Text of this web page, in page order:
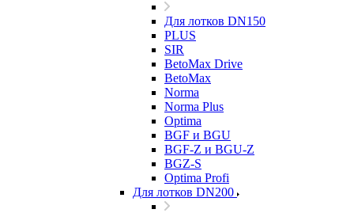
Для лотков DN150
PLUS
SIR
BetoMax Drive
BetoMax
Norma
Norma Plus
Optima
BGF и BGU
BGF-Z и BGU-Z
BGZ-S
Optima Profi
Для лотков DN200